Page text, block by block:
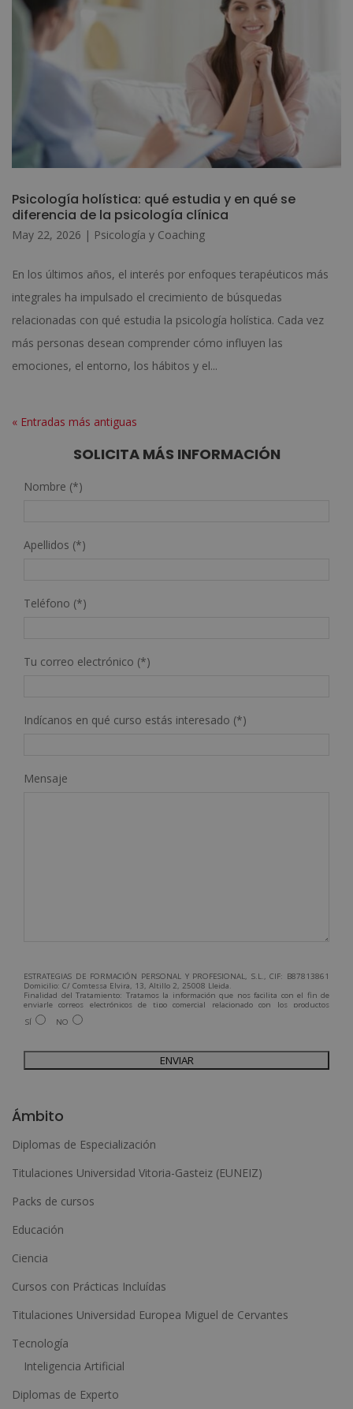
Psicología holística: qué estudia y en qué se
diferencia de la psicología clínica
May 22, 2026 | Psicología y Coaching
En los últimos años, el interés por enfoques terapéuticos más
integrales ha impulsado el crecimiento de búsquedas
relacionadas con qué estudia la psicología holística. Cada vez
más personas desean comprender cómo influyen las
emociones, el entorno, los hábitos y el...
« Entradas más antiguas
SOLICITA MÁS INFORMACIÓN
Nombre (*)
Apellidos (*)
Teléfono (*)
Tu correo electrónico (*)
Indícanos en qué curso estás interesado (*)
Mensaje
ESTRATEGIAS DE FORMACIÓN PERSONAL Y PROFESIONAL, S.L., CIF: B87813861
Domicilio: C/ Comtessa Elvira, 13, Altillo 2, 25008 Lleida.
Finalidad del Tratamiento: Tratamos la información que nos facilita con el fin de
enviarle correos electrónicos de tipo comercial relacionado con los productos
ofrecidos y otros tipo de productos que fueran de su interés.
Legitimación del tratamiento: Consentimiento del interesado.
Para más información consulte nuestra Política de Privacidad.
Desea recibir información comercial (vía telefónica y/o email):
SÍ NO
e
r
n
i
v
e
Ámbito
Diplomas de Especialización
Titulaciones Universidad Vitoria-Gasteiz (EUNEIZ)
Packs de cursos
Educación
Ciencia
Cursos con Prácticas Incluídas
Titulaciones Universidad Europea Miguel de Cervantes
Tecnología
Inteligencia Artificial
Diplomas de Experto